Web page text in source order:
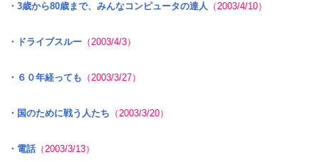
・3歳から80歳まで、みんなコンピュータの達人 （2003/4/10）
・ドライブスルー（2003/4/3）
・６０年経っても （2003/3/27）
・国のために戦う人たち （2003/3/20）
・電話（2003/3/13）